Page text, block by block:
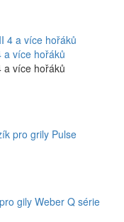
a více hořáků
a více hořáků
pro grily Pulse